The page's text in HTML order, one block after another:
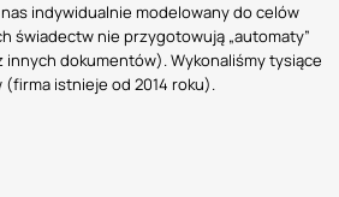
indywidualnie modelowany do celów
świadectw nie przygotowują „automaty”
dokumentów). Wykonaliśmy tysiące
(firma istnieje od 2014 roku).